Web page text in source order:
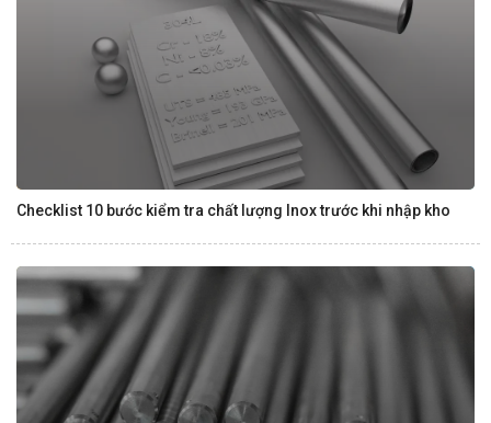
Checklist 10 bước kiểm tra chất lượng Inox trước khi nhập kho